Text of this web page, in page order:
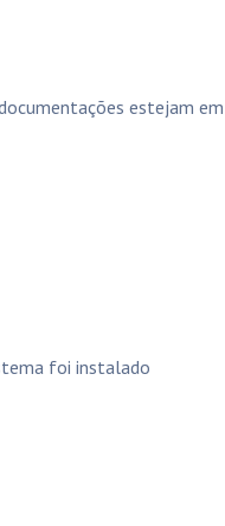
estejam em
foi instalado